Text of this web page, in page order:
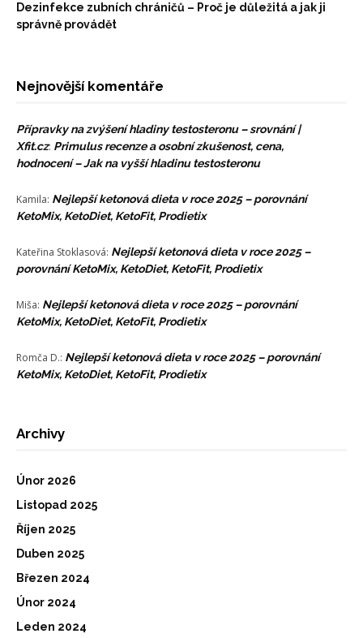
Dezinfekce zubních chráničů – Proč je důležitá a jak ji
správně provádět
Nejnovější komentáře
Přípravky na zvýšení hladiny testosteronu – srovnání |
Xfit.cz: Primulus recenze a osobní zkušenost, cena,
hodnocení – Jak na vyšší hladinu testosteronu
Kamila: Nejlepší ketonová dieta v roce 2025 – porovnání
KetoMix, KetoDiet, KetoFit, Prodietix
Kateřina Stoklasová: Nejlepší ketonová dieta v roce 2025 –
porovnání KetoMix, KetoDiet, KetoFit, Prodietix
Miša: Nejlepší ketonová dieta v roce 2025 – porovnání
KetoMix, KetoDiet, KetoFit, Prodietix
Romča D.: Nejlepší ketonová dieta v roce 2025 – porovnání
KetoMix, KetoDiet, KetoFit, Prodietix
Archivy
Únor 2026
Listopad 2025
Říjen 2025
Duben 2025
Březen 2024
Únor 2024
Leden 2024